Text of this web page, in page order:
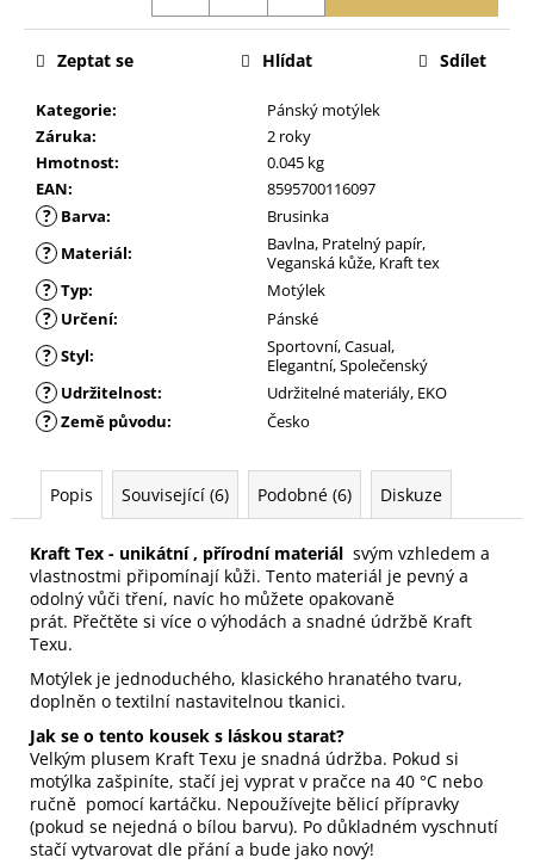
Kategorie:
Pánský motýlek
Záruka:
2 roky
Hmotnost:
0.045 kg
EAN: 8595700116097
? Barva: Brusinka
? Materiál:
Bavlna, Pratelný papír,
Veganská kůže, Kraft tex
? Typ: Motýlek
? Určení: Pánské
? Styl:
Sportovní, Casual,
Elegantní, Společenský
? Udržitelnost: Udržitelné materiály, EKO
? Země původu: Česko
Zeptat se Hlídat Sdílet
Popis Související (6) Podobné (6) Diskuze
Kraft Tex - unikátní , přírodní materiál svým vzhledem a
vlastnostmi připomínají kůži. Tento materiál je pevný a
odolný vůči tření, navíc ho můžete opakovaně
prát. Přečtěte si více o výhodách a snadné údržbě Kraft
Texu.
Motýlek je jednoduchého, klasického hranatého tvaru,
doplněn o textilní nastavitelnou tkanici.
Jak se o tento kousek s láskou starat?
Velkým plusem Kraft Texu je snadná údržba. Pokud si
motýlka zašpiníte, stačí jej vyprat v pračce na 40 °C nebo
ručně pomocí kartáčku. Nepoužívejte bělicí přípravky
(pokud se nejedná o bílou barvu). Po důkladném vyschnutí
stačí vytvarovat dle přání a bude jako nový!